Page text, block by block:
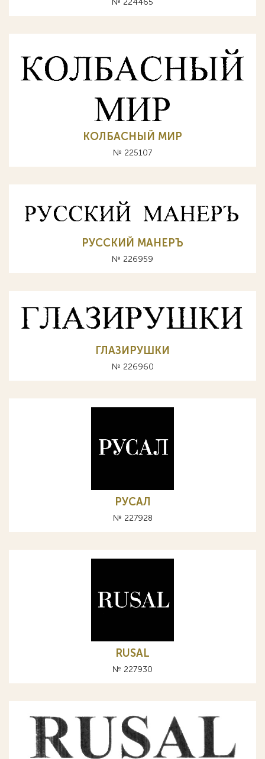
КОЛБАСНЫЙ МИР
№ 225107
РУССКИЙ МАНЕРЪ
№ 226959
ГЛАЗИРУШКИ
№ 226960
РУСАЛ
№ 227928
RUSAL
№ 227930